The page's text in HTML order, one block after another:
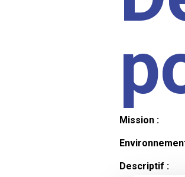
Mission :
Descriptif :